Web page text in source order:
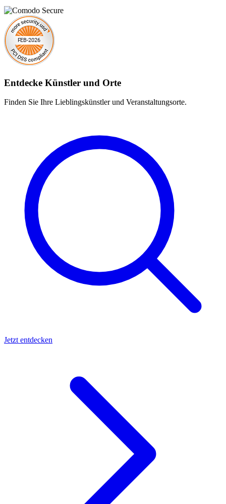
Entdecke Künstler und Orte
Finden Sie Ihre Lieblingskünstler und Veranstaltungsorte.
Jetzt entdecken